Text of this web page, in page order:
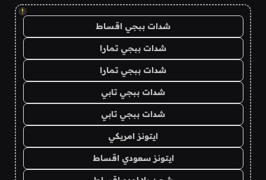
!
شدات ببجي اقساط
شدات ببجي تمارا
شدات ببجي تمارا
شدات ببجي تابي
شدات ببجي تابي
ايتونز امريكي
ايتونز سعودي اقساط